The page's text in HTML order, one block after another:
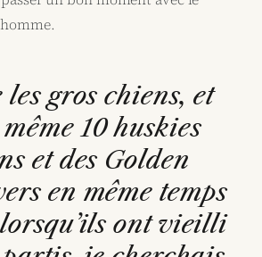
les gros chiens, et
10 huskies
et des Golden
en même temps
ont vieilli